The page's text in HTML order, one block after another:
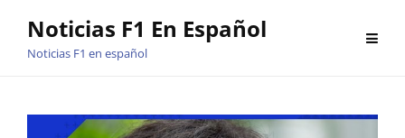
Noticias F1 En Español
Noticias F1 en español